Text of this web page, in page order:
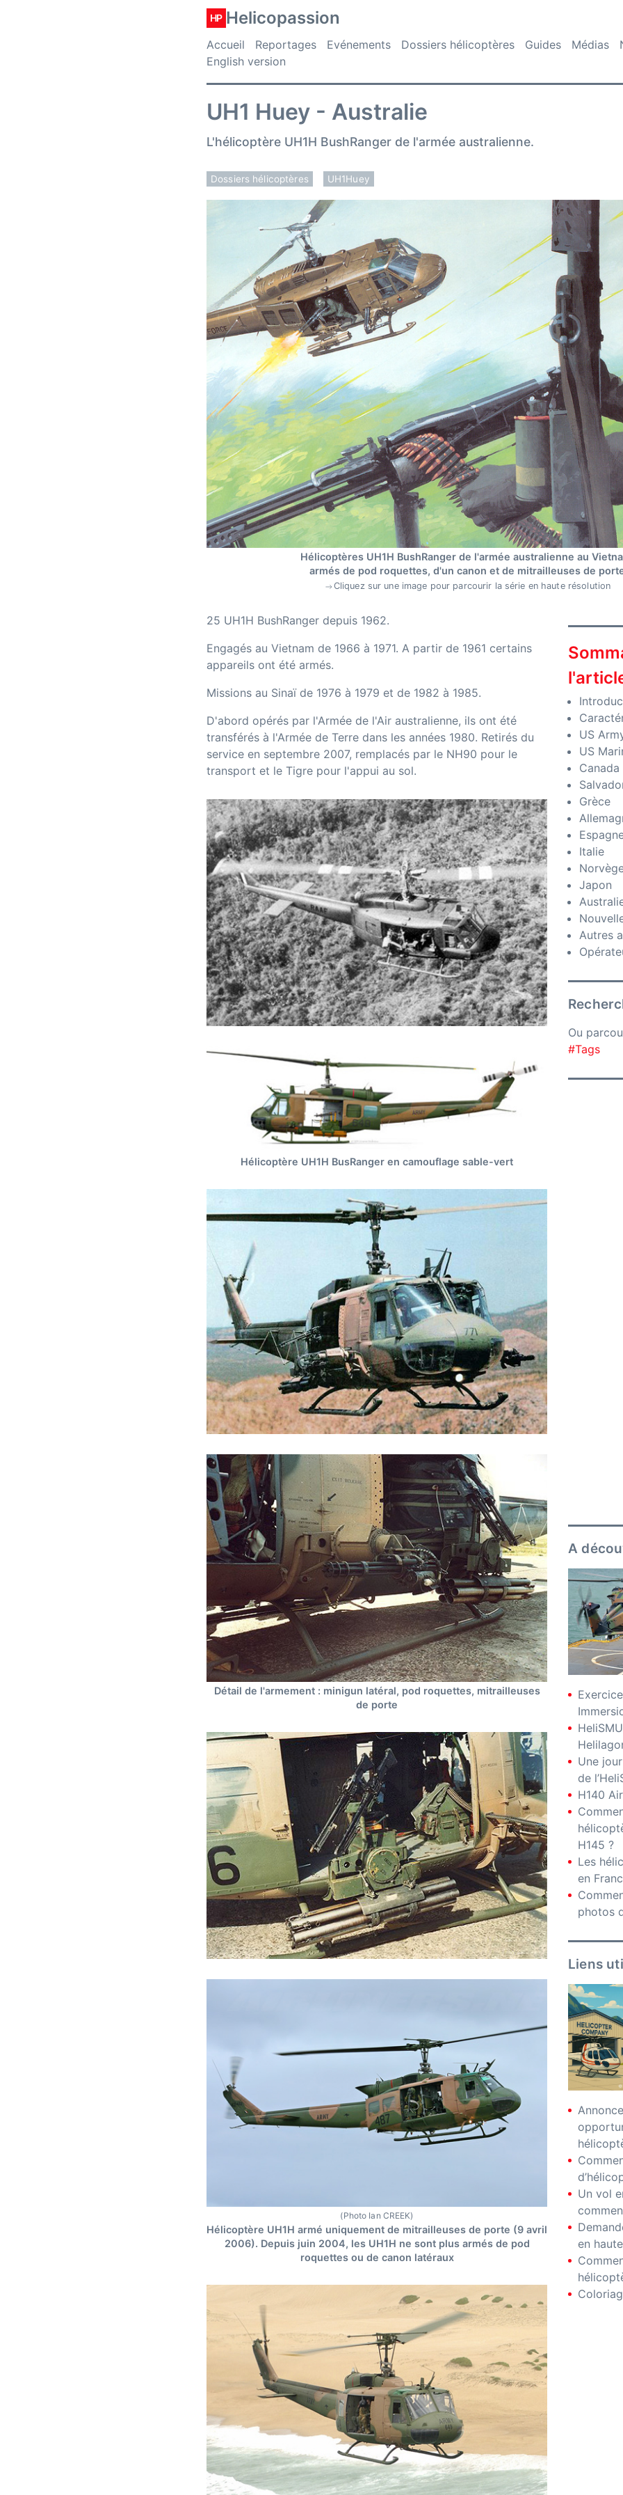
HP Helicopassion
Accueil Reportages Evénements Dossiers hélicoptères Guides Médias
English version
UH1 Huey - Australie
L'hélicoptère UH1H BushRanger de l'armée australienne.
Dossiers hélicoptères UH1Huey
Hélicoptères UH1H BushRanger de l'armée australienne au
armés de pod roquettes, d'un canon et de mitrailleuses de
Cliquez sur une image pour parcourir la série en haute résolution
25 UH1H BushRanger depuis 1962.
Engagés au Vietnam de 1966 à 1971. A partir de 1961 certains
appareils ont été armés.
Missions au Sinaï de 1976 à 1979 et de 1982 à 1985.
D'abord opérés par l'Armée de l'Air australienne, ils ont été
transférés à l'Armée de Terre dans les années 1980. Retirés du
service en septembre 2007, remplacés par le NH90 pour le
transport et le Tigre pour l'appui au sol.
Hélicoptère UH1H BusRanger en camouflage sable-vert
Détail de l'armement : minigun latéral, pod roquettes, mitrailleuses
de porte
(Photo Ian CREEK)
Hélicoptère UH1H armé uniquement de mitrailleuses de porte (9 avril
2006). Depuis juin 2004, les UH1H ne sont plus armés de pod
roquettes ou de canon latéraux
US
US
Canada
Grèce
Italie
Japon
Autres
Ou
#Tags
A
Une
de
H140
H145 ?
Les
en
photos
Liens
Un vol
en